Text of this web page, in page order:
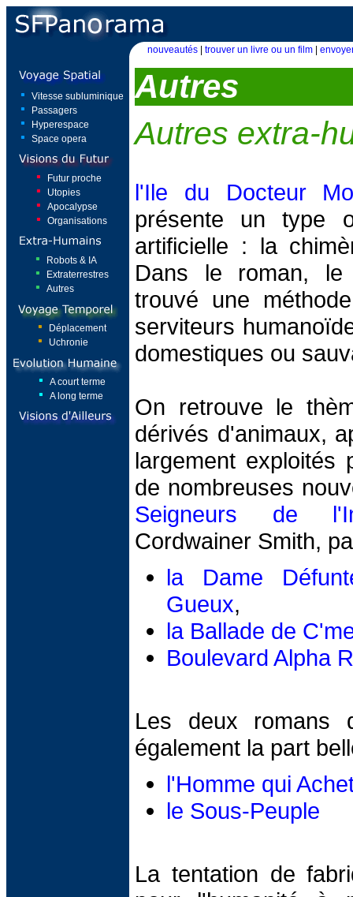
nouveautés trouver un livre ou un film
Vitesse subluminique
Passagers
Hyperespace
Space opera
Futur proche
Utopies
Apocalypse
Organisations
Robots & IA
Extraterrestres
Autres
Déplacement
Uchronie
A court terme
A long terme
Autres
Autres extra-
l'Ile du Docteur
présente un type
artificielle : la
Dans le roman, le
trouvé une
serviteurs
domestiques ou
On retrouve le
dérivés d'animaux,
largement exploités
de nombreuses
Seigneurs de
Cordwainer Smith,
la Dame
Gueux,
la Ballade de
Boulevard Alpha
Les deux romans
également la part
l'Homme qui
le Sous-Peuple
La tentation de